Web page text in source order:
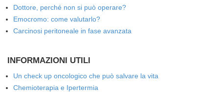
Dottore, perché non si può operare?
Emocromo: come valutarlo?
Carcinosi peritoneale in fase avanzata
INFORMAZIONI UTILI
Un check up oncologico che può salvare la vita
Chemioterapia e Ipertermia